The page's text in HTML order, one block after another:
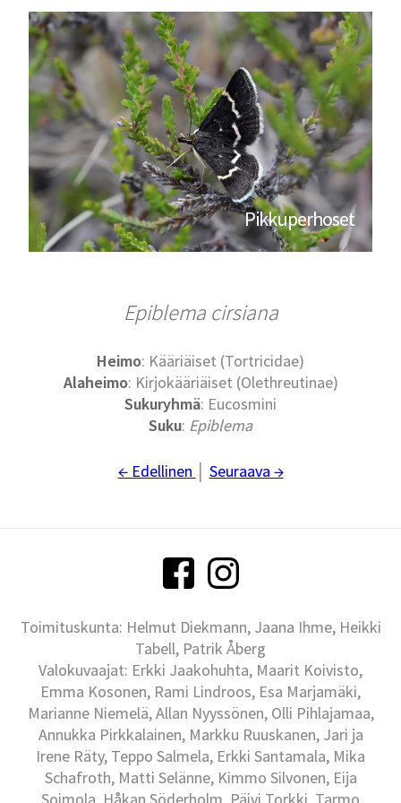
Pikkuperhoset
Epiblema cirsiana
Heimo: Kääriäiset (Tortricidae)
Alaheimo: Kirjokääriäiset (Olethreutinae)
Sukuryhmä: Eucosmini
Suku: Epiblema
← Edellinen Seuraava →
Toimituskunta: Helmut Diekmann, Jaana Ihme, Heikki
Tabell, Patrik Åberg
Valokuvaajat: Erkki Jaakohuhta, Maarit Koivisto,
Emma Kosonen, Rami Lindroos, Esa Marjamäki,
Marianne Niemelä, Allan Nyyssönen, Olli Pihlajamaa,
Annukka Pirkkalainen, Markku Ruuskanen, Jari ja
Irene Räty, Teppo Salmela, Erkki Santamala, Mika
Schafroth, Matti Selänne, Kimmo Silvonen, Eija